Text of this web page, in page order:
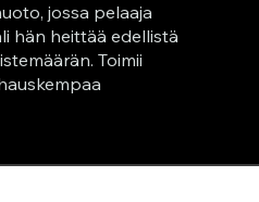
jossa pelaaja
hän heittää edellistä
Toimii